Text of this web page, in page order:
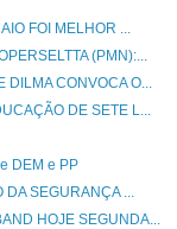
FOI MELHOR ...
(PMN):...
DILMA CONVOCA O...
DE SETE L...
DEM e PP
DA SEGURANÇA ...
HOJE SEGUNDA...